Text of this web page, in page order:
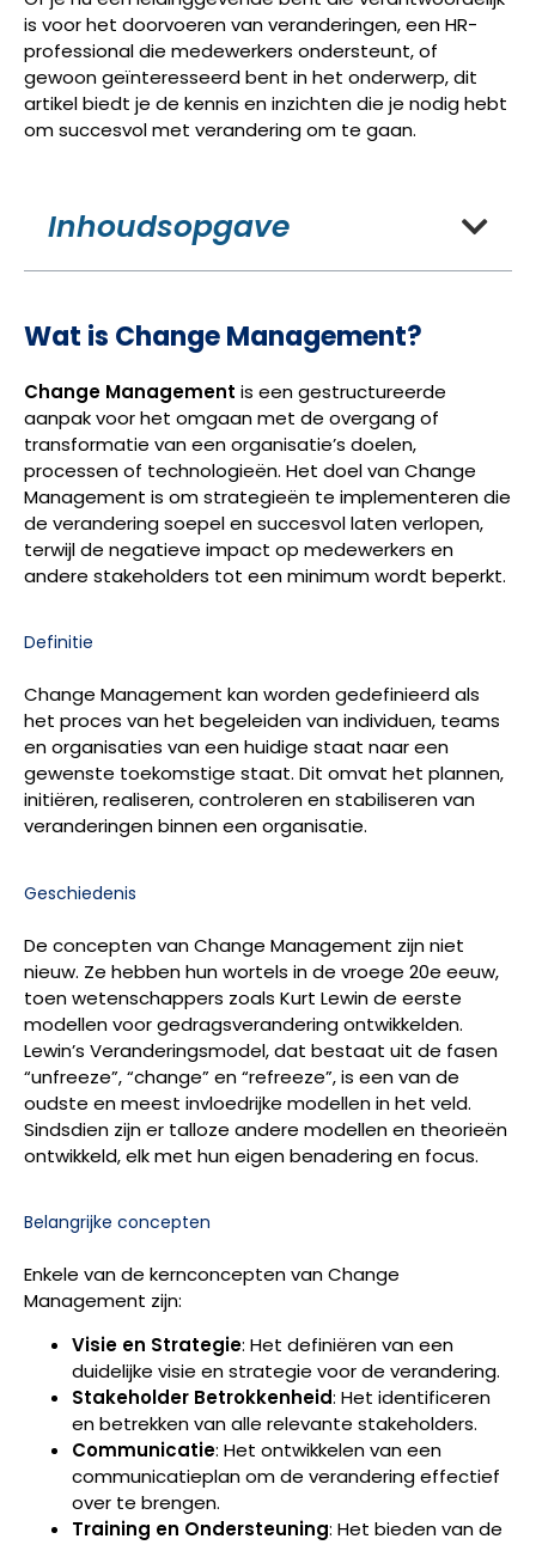
is voor het doorvoeren van veranderingen, een HR-
professional die medewerkers ondersteunt, of
gewoon geïnteresseerd bent in het onderwerp, dit
artikel biedt je de kennis en inzichten die je nodig hebt
om succesvol met verandering om te gaan.
Inhoudsopgave
Wat is Change Management?
Change Management is een gestructureerde
aanpak voor het omgaan met de overgang of
transformatie van een organisatie’s doelen,
processen of technologieën. Het doel van Change
Management is om strategieën te implementeren die
de verandering soepel en succesvol laten verlopen,
terwijl de negatieve impact op medewerkers en
andere stakeholders tot een minimum wordt beperkt.
Definitie
Change Management kan worden gedefinieerd als
het proces van het begeleiden van individuen, teams
en organisaties van een huidige staat naar een
gewenste toekomstige staat. Dit omvat het plannen,
initiëren, realiseren, controleren en stabiliseren van
veranderingen binnen een organisatie.
Geschiedenis
De concepten van Change Management zijn niet
nieuw. Ze hebben hun wortels in de vroege 20e eeuw,
toen wetenschappers zoals Kurt Lewin de eerste
modellen voor gedragsverandering ontwikkelden.
Lewin’s Veranderingsmodel, dat bestaat uit de fasen
“unfreeze”, “change” en “refreeze”, is een van de
oudste en meest invloedrijke modellen in het veld.
Sindsdien zijn er talloze andere modellen en theorieën
ontwikkeld, elk met hun eigen benadering en focus.
Belangrijke concepten
Enkele van de kernconcepten van Change
Management zijn:
Visie en Strategie: Het definiëren van een
duidelijke visie en strategie voor de verandering.
Stakeholder Betrokkenheid: Het identificeren
en betrekken van alle relevante stakeholders.
Communicatie: Het ontwikkelen van een
communicatieplan om de verandering effectief
over te brengen.
Training en Ondersteuning: Het bieden van de